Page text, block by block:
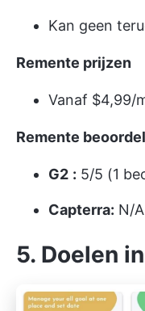
Kan geen
Remente prijzen
Vanaf $4,99/
Remente
G2 : 5/5 (1
Capterra: N/A
5. Doelen